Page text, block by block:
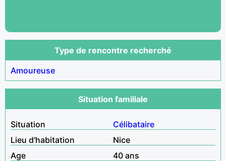
Type de rencontre recherché
Amoureuse
Situation familiale
Situation
Célibataire
Lieu d'habitation
Nice
Age
40 ans